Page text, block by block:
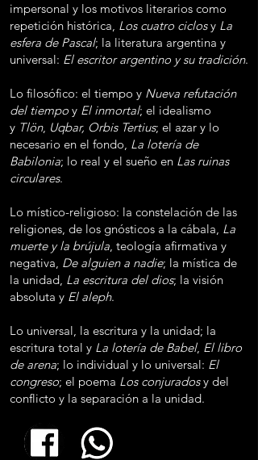
impersonal y los motivos literarios como
repetición histórica, Los cuatro ciclosy La
esfera de Pascal; la literatura argentina y
universal: El escritor argentino y su tradición.
Lo filosófico: el tiempo y Nueva refutación
del tiempo y El inmortal; el idealismo
y Tlön, Uqbar, Orbis Tertius; el azar y lo
necesario en el fondo, La lotería de
Babilonia; lo real y el sueño en Las ruinas
circulares.
Lo místico-religioso: la constelación de las
religiones, de los gnósticos a la cábala, La
muerte y la brújula, teología afirmativa y
negativa, De alguien a nadie; la mística de
la unidad, La escritura del dios; la visión
absoluta y El aleph.
Lo universal, la escritura y la unidad; la
escritura total y La lotería de Babel, El libro
de arena; lo individual y lo universal: El
congreso; el poema Los conjuradosy del
conflicto y la separación a la unidad.